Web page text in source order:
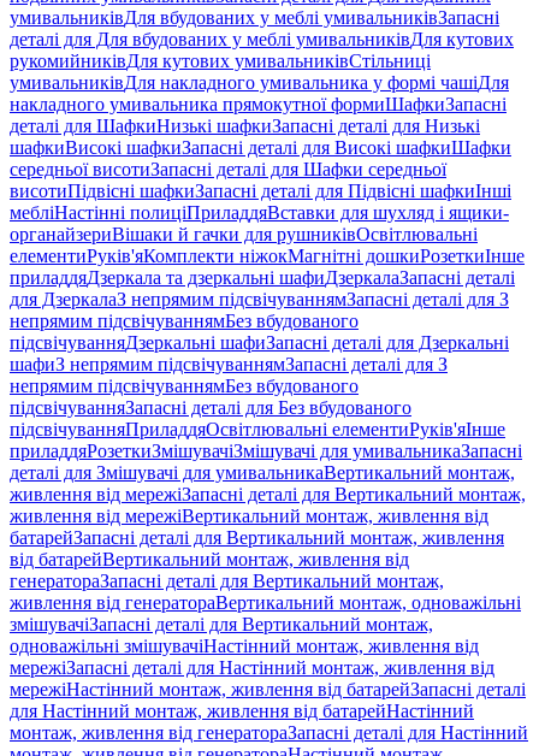
умивальниківДля вбудованих у меблі умивальниківЗапасні
деталі для Для вбудованих у меблі умивальниківДля кутових
рукомийниківДля кутових умивальниківСтільниці
умивальниківДля накладного умивальника у формі чашіДля
накладного умивальника прямокутної формиШафкиЗапасні
деталі для ШафкиНизькі шафкиЗапасні деталі для Низькі
шафкиВисокі шафкиЗапасні деталі для Високі шафкиШафки
середньої висотиЗапасні деталі для Шафки середньої
висотиПідвісні шафкиЗапасні деталі для Підвісні шафкиІнші
мебліНастінні полиціПриладдяВставки для шухляд і ящики-
органайзериВішаки й гачки для рушниківОсвітлювальні
елементиРуків'яКомплекти ніжокМагнітні дошкиРозеткиІнше
приладдяДзеркала та дзеркальні шафиДзеркалаЗапасні деталі
для ДзеркалаЗ непрямим підсвічуваннямЗапасні деталі для З
непрямим підсвічуваннямБез вбудованого
підсвічуванняДзеркальні шафиЗапасні деталі для Дзеркальні
шафиЗ непрямим підсвічуваннямЗапасні деталі для З
непрямим підсвічуваннямБез вбудованого
підсвічуванняЗапасні деталі для Без вбудованого
підсвічуванняПриладдяОсвітлювальні елементиРуків'яІнше
приладдяРозеткиЗмішувачіЗмішувачі для умивальникаЗапасні
деталі для Змішувачі для умивальникаВертикальний монтаж,
живлення від мережіЗапасні деталі для Вертикальний монтаж,
живлення від мережіВертикальний монтаж, живлення від
батарейЗапасні деталі для Вертикальний монтаж, живлення
від батарейВертикальний монтаж, живлення від
генератораЗапасні деталі для Вертикальний монтаж,
живлення від генератораВертикальний монтаж, одноважільні
змішувачіЗапасні деталі для Вертикальний монтаж,
одноважільні змішувачіНастінний монтаж, живлення від
мережіЗапасні деталі для Настінний монтаж, живлення від
мережіНастінний монтаж, живлення від батарейЗапасні деталі
для Настінний монтаж, живлення від батарейНастінний
монтаж, живлення від генератораЗапасні деталі для Настінний